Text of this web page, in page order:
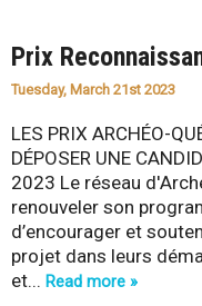
Prix
Tuesday, March 21st 2023
LES PRIX ARCHÉO-
DÉPOSER UNE
2023 Le réseau
renouveler son
d’encourager et
projet dans leurs
et... Read more »